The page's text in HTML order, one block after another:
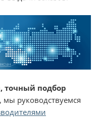
точный подбор
руководствуемся